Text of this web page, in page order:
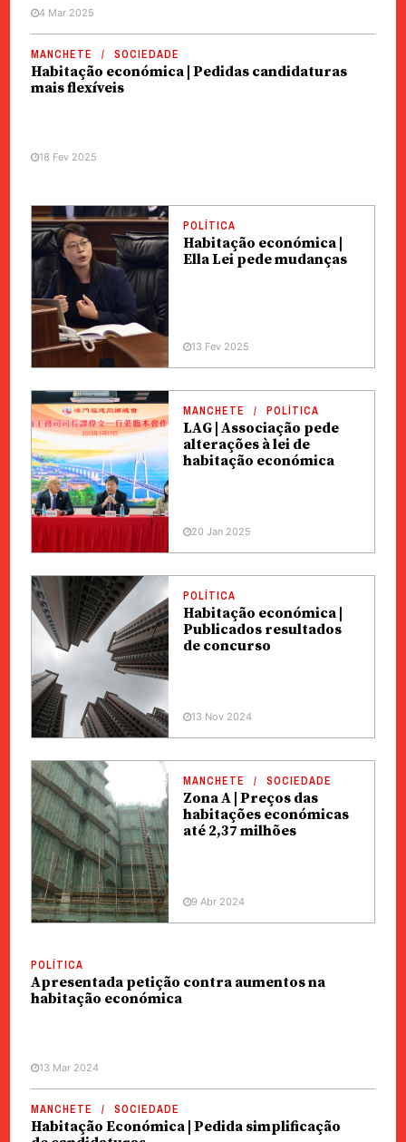
4 Mar 2025
MANCHETE SOCIEDADE
Habitação económica | Pedidas candidaturas
mais flexíveis
18 Fev 2025
POLÍTICA
Habitação económica |
Ella Lei pede mudanças
13 Fev 2025
MANCHETE POLÍTICA
LAG | Associação pede
alterações à lei de
habitação económica
20 Jan 2025
POLÍTICA
Habitação económica |
Publicados resultados
de concurso
13 Nov 2024
MANCHETE SOCIEDADE
Zona A | Preços das
habitações económicas
até 2,37 milhões
9 Abr 2024
POLÍTICA
Apresentada petição contra aumentos na
habitação económica
13 Mar 2024
MANCHETE SOCIEDADE
Habitação Económica | Pedida simplificação